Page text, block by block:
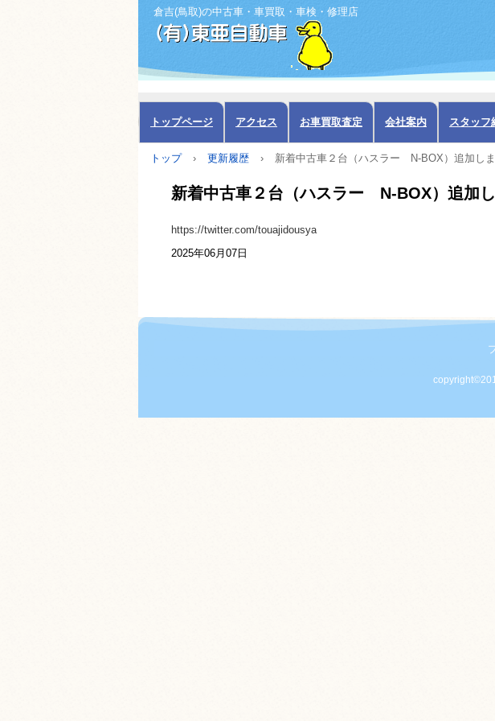
倉吉(鳥取)の中古車・車買取・車検・修理店
トップページ アクセス お車買取査定 会社案内 スタッフ
トップ › 更新履歴 › 新着中古車２台（ハスラー N-BOX）追加し
新着中古車２台（ハスラー N-BOX）追加
https://twitter.com/touajidousya
2025年06月07日